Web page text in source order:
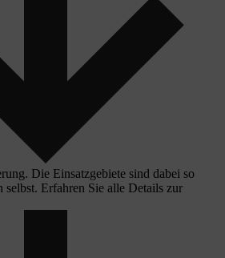
Die Einsatzgebiete sind dabei so
Erfahren Sie alle Details zur